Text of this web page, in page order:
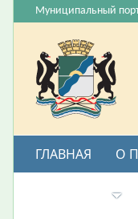
Муниципальный
ГЛАВНАЯ О